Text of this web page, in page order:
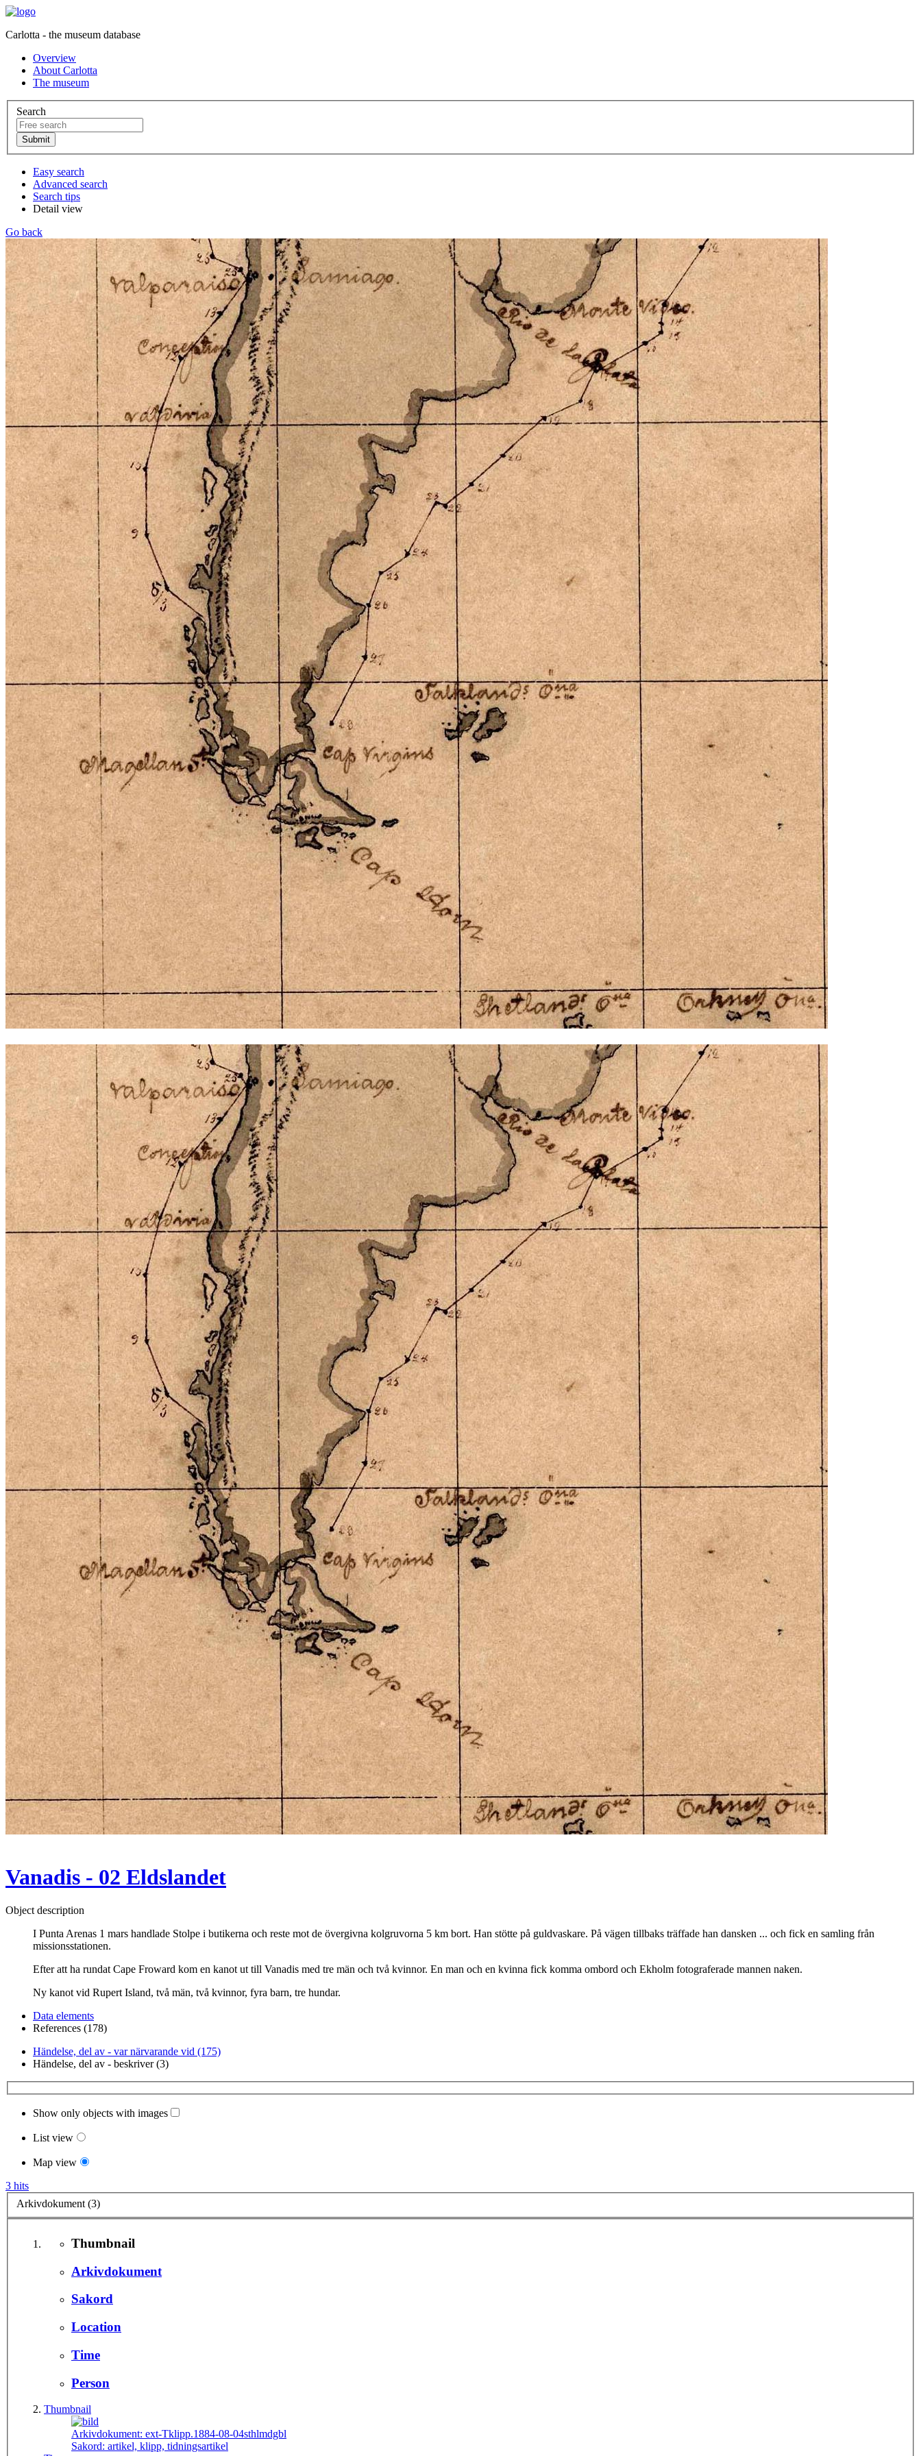
Carlotta - the museum database
Overview
About Carlotta
The museum
Search
Easy search
Advanced search
Search tips
Detail view
Go back
Vanadis - 02 Eldslandet
Object description
I Punta Arenas 1 mars handlade Stolpe i butikerna och reste mot de övergivna kolgruvorna 5 km bort. Han stötte på guldvaskare. På vägen tillbaks träffade han dansken ... och fick en samling från
missionsstationen.
Efter att ha rundat Cape Froward kom en kanot ut till Vanadis med tre män och två kvinnor. En man och en kvinna fick komma ombord och Ekholm fotograferade mannen naken.
Ny kanot vid Rupert Island, två män, två kvinnor, fyra barn, tre hundar.
Data elements
References (178)
Händelse, del av - var närvarande vid (175)
Händelse, del av - beskriver (3)
Show only objects with images
List view
Map view
3 hits
Arkivdokument (3)
Thumbnail
Arkivdokument
Sakord
Location
Time
Person
Thumbnail
Arkivdokument: ext-Tklipp.1884-08-04sthlmdgbl
Sakord: artikel, klipp, tidningsartikel